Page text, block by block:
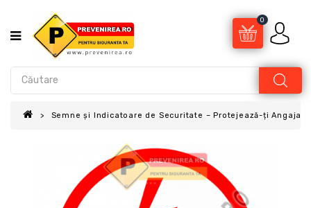
0
Semne și Indicatoare de Securitate – Protejează-ți